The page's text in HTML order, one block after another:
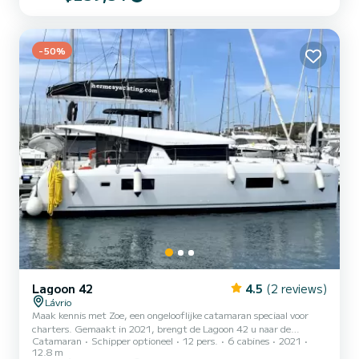
met 3 toiletten met een douche. Deze boot is uitgerust m...
-50%
Lagoon 42 4.5 (2 reviews)
Lávrio
Maak kennis met Zoe, een ongelooflijke catamaran speciaal voor
charters. Gemaakt in 2021, brengt de Lagoon 42 u naar de
mooiste ankerplaatsen in Lávrio. De boot heeft 6 volledig
uitgeruste hut(ten) en een capaciteit van 12 personen. Met een
Catamaran Schipper optioneel 12 pers. 6 cabines
2021
12.8 m